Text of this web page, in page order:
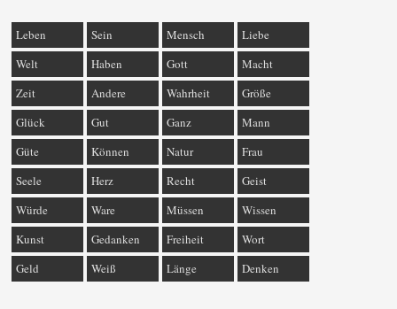
Leben Sein Mensch
Liebe
Welt
Haben Gott
Macht
Zeit
Andere Wahrheit
Größe
Glück
Gut Ganz
Mann
Güte
Können Natur
Frau
Seele
Herz Recht
Geist
Würde
Ware Müssen
Wissen
Kunst
Gedanken Freiheit
Wort
Geld
Weiß Länge Denken